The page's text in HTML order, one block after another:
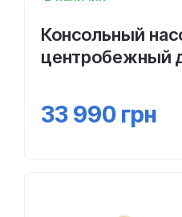
Консольный
центробежный
33 990 грн